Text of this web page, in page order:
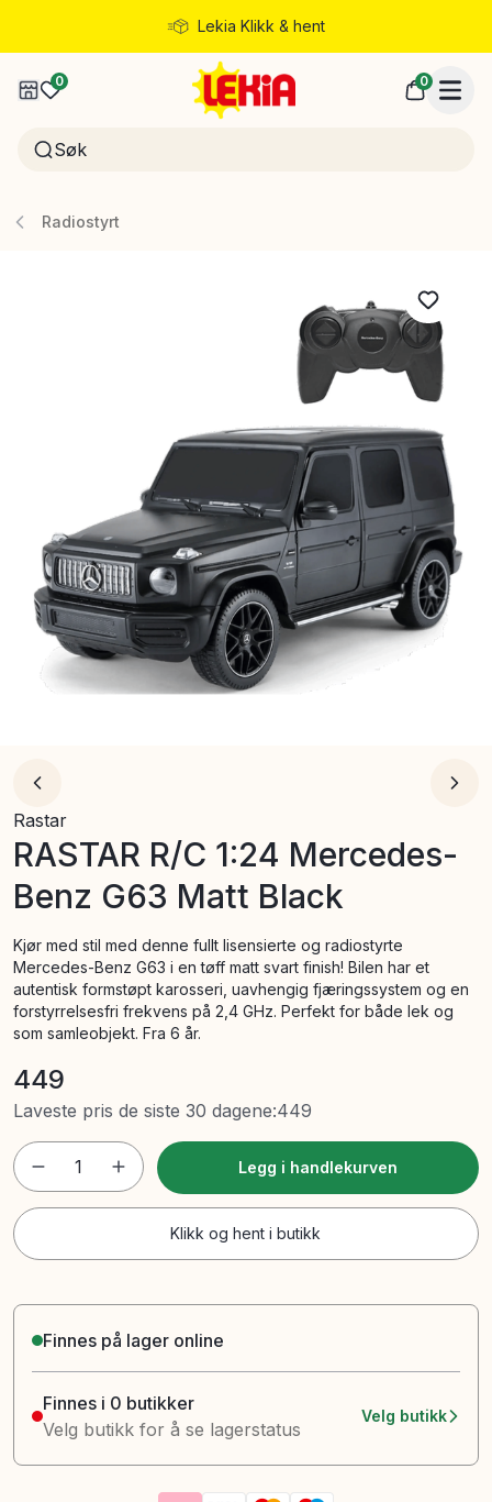
Lekia Klikk & hent
Rask levering
0 0
Radiostyrt
Rastar
RASTAR R/C 1:24 Mercedes-
Benz G63 Matt Black
Kjør med stil med denne fullt lisensierte og radiostyrte
Mercedes-Benz G63 i en tøff matt svart finish! Bilen har et
autentisk formstøpt karosseri, uavhengig fjæringssystem og en
forstyrrelsesfri frekvens på 2,4 GHz. Perfekt for både lek og
som samleobjekt. Fra 6 år.
449
Laveste pris de siste 30 dagene:449
1 Legg i handlekurven
Klikk og hent i butikk
Finnes på lager online
Finnes i 0 butikker
Velg butikk for å se lagerstatus
Velg butikk